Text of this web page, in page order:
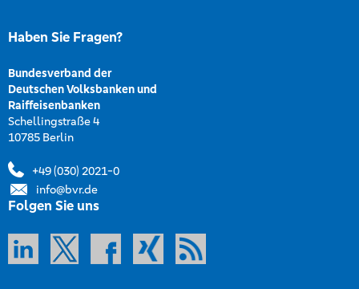
Haben Sie Fragen?
Bundesverband der
Deutschen Volksbanken und
Raiffeisenbanken
Schellingstraße 4
10785 Berlin
+49 (030) 2021-0
info@bvr.de
Folgen Sie uns